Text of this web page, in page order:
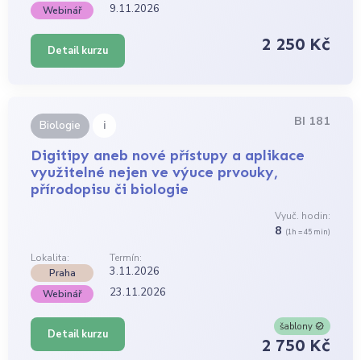
Webinář 9.11.2026
Detail kurzu 2 250 Kč
Biologie i BI 181
Digitipy aneb nové přístupy a aplikace
využitelné nejen ve výuce prvouky,
přírodopisu či biologie
Vyuč. hodin:
8 (1h = 45 min)
Lokalita:
Termín:
Praha
3.11.2026
Webinář 23.11.2026
Detail kurzu
šablony
2 750 Kč